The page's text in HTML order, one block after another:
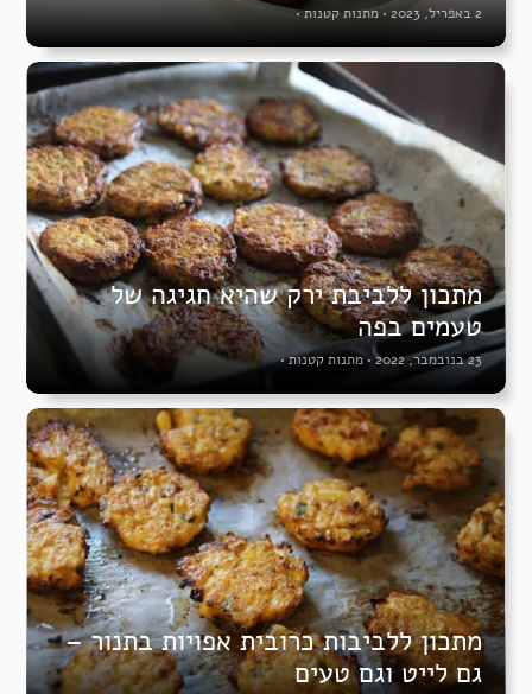
2 באפריל, 2023 • מתנות קטנות•
מתכון ללביבת ירק שהיא חגיגה של
טעמים בפה
23 בנובמבר, 2022 •מתנות קטנות•
מתכון ללביבות כרובית אפויות בתנור –
גם לייט וגם טעים